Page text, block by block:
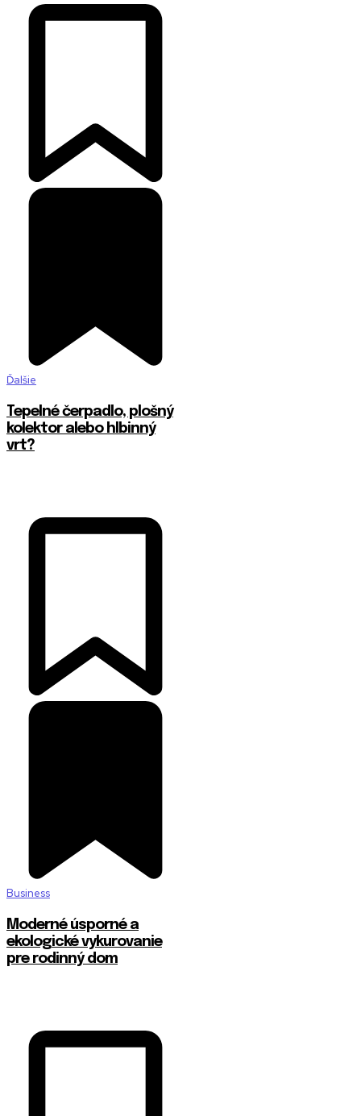
Ďalšie
Tepelné čerpadlo, plošný
kolektor alebo hlbinný
vrt?
Business
Moderné úsporné a
ekologické vykurovanie
pre rodinný dom